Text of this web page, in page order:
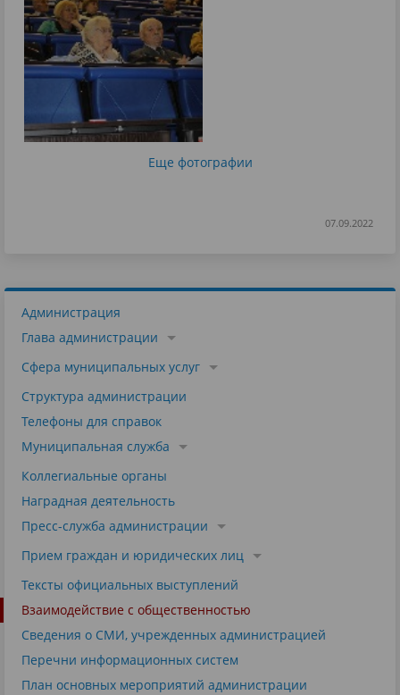
Еще фотографии
07.09.2022
Администрация
Глава администрации
Сфера муниципальных услуг
Структура администрации
Телефоны для справок
Муниципальная служба
Коллегиальные органы
Наградная деятельность
Пресс-служба администрации
Прием граждан и юридических лиц
Тексты официальных выступлений
Взаимодействие с общественностью
Сведения о СМИ, учрежденных администрацией
Перечни информационных систем
План основных мероприятий администрации